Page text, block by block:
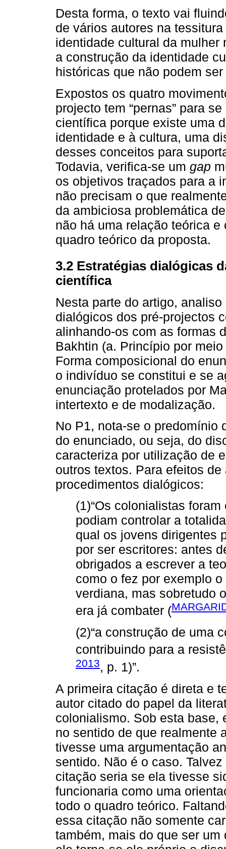
Desta forma, o texto vai
de vários autores na
identidade cultural da
a construção da identidade
históricas que não podem
Expostos os quatro
projecto tem “pernas” para
científica porque existe uma
identidade e à cultura, uma
desses conceitos para
Todavia, verifica-se um gap
os objetivos traçados para a
não precisam o que
da ambiciosa problemática
não há uma relação teórica
quadro teórico da proposta.
3.2 Estratégias dialógicas
científica
Nesta parte do artigo,
dialógicos dos pré-projectos
alinhando-os com as formas
Bakhtin (a. Princípio por
Forma composicional do
o indivíduo se constitui e se
enunciação protelados por
intertexto e de modalização.
No P1, nota-se o predomínio
do enunciado, ou seja, do
caracteriza por utilização de
outros textos. Para efeitos
procedimentos dialógicos:
(1)“Os colonialistas
podiam controlar a
qual os jovens dirigentes
por ser escritores: antes
obrigados a escrever a
como o fez por exemplo
verdiana, mas sobretudo
era já combater (
(2)“a construção de uma
contribuindo para a
2013, p. 1)”.
A primeira citação é direta e
autor citado do papel da
colonialismo. Sob esta base,
no sentido de que realmente
tivesse uma argumentação
sentido. Não é o caso.
citação seria se ela tivesse
funcionaria como uma
todo o quadro teórico.
essa citação não somente
também, mais do que ser